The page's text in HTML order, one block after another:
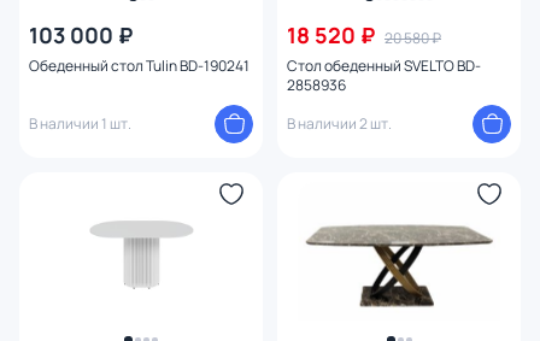
103 000 ₽
Обеденный стол Tulin BD-190241
В наличии 1 шт.
18 520 ₽ 20 580 ₽
Стол обеденный SVELTO BD-
2858936
В наличии 2 шт.